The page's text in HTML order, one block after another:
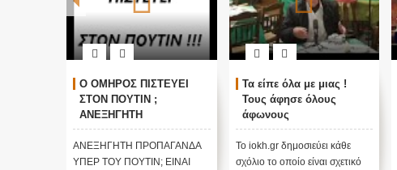
Ο ΟΜΗΡΟΣ ΠΙΣΤΕΥΕΙ
ΣΤΟΝ ΠΟΥΤΙΝ ;
ΑΝΕΞΗΓΗΤΗ
ΠΡΟΠΑΓΑΝΔΑ ΥΠΕΡ ΤΟΥ
ΠΟΥΤΙΝ;
ΑΝΕΞΗΓΗΤΗ ΠΡΟΠΑΓΑΝΔΑ
ΥΠΕΡ ΤΟΥ ΠΟΥΤΙΝ; ΕΙΝΑΙ
Τα είπε όλα με μιας !
Τους άφησε όλους
άφωνους
Το iokh.gr δημοσιεύει κάθε
σχόλιο το οποίο είναι σχετικό